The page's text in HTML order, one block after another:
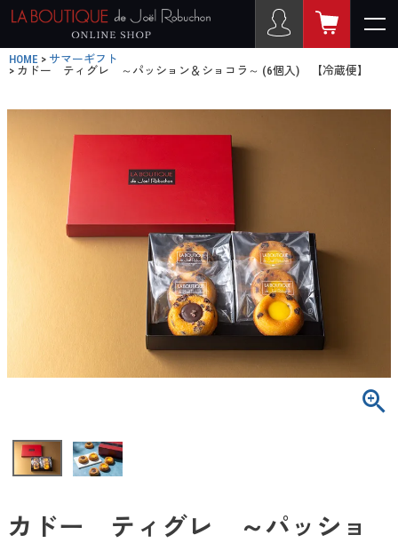
HOME
サマーギフト
カドー ティグレ ～パッション＆ショコラ～ (6個入) 【冷蔵便】
カドー ティグレ ～パッショ